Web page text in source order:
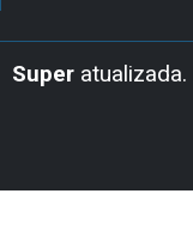
Super atualizada.